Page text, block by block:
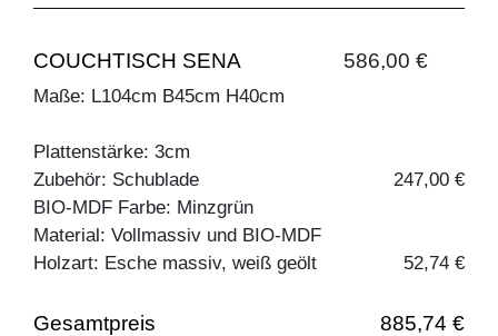
COUCHTISCH SENA 586,00 €
Maße: L104cm B45cm H40cm
Plattenstärke: 3cm
Zubehör: Schublade
247,00 €
BIO-MDF Farbe: Minzgrün
Material: Vollmassiv und BIO-MDF
Holzart: Esche massiv, weiß geölt
52,74 €
Gesamtpreis 885,74 €